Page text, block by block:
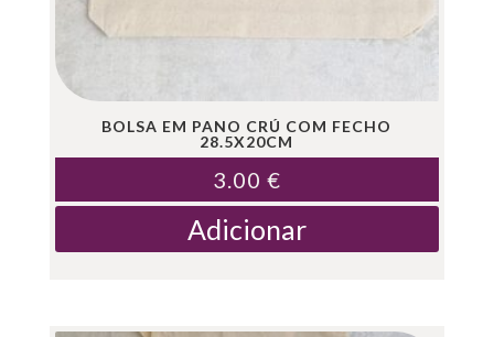
BOLSA EM PANO CRÚ COM FECHO
28.5X20CM
3.00 €
Adicionar